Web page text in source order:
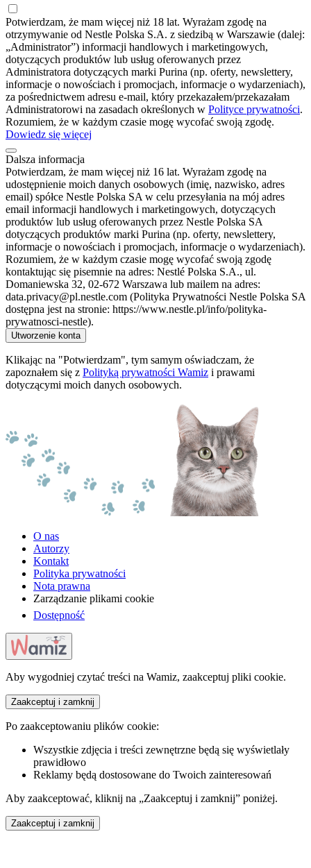
Potwierdzam, że mam więcej niż 18 lat. Wyrażam zgodę na
otrzymywanie od Nestle Polska S.A. z siedzibą w Warszawie (dalej:
„Administrator”) informacji handlowych i marketingowych,
dotyczących produktów lub usług oferowanych przez
Administratora dotyczących marki Purina (np. oferty, newslettery,
informacje o nowościach i promocjach, informacje o wydarzeniach),
za pośrednictwem adresu e-mail, który przekazałem/przekazałam
Administratorowi na zasadach określonych w Polityce prywatności.
Rozumiem, że w każdym czasie mogę wycofać swoją zgodę.
Dowiedz się więcej
Dalsza informacja
Potwierdzam, że mam więcej niż 16 lat. Wyrażam zgodę na
udostępnienie moich danych osobowych (imię, nazwisko, adres
email) spółce Nestle Polska SA w celu przesyłania na mój adres
email informacji handlowych i marketingowych, dotyczących
produktów lub usług oferowanych przez Nestle Polska SA
dotyczących produktów marki Purina (np. oferty, newslettery,
informacje o nowościach i promocjach, informacje o wydarzeniach).
Rozumiem, że w każdym czasie mogę wycofać swoją zgodę
kontaktując się pisemnie na adres: Nestlé Polska S.A., ul.
Domaniewska 32, 02-672 Warszawa lub mailem na adres:
data.privacy@pl.nestle.com (Polityka Prywatności Nestle Polska SA
dostępna jest na stronie: https://www.nestle.pl/info/polityka-
prywatnosci-nestle).
Utworzenie konta
Klikając na "Potwierdzam", tym samym oświadczam, że
zapoznałem się z Polityką prywatności Wamiz i prawami
dotyczącymi moich danych osobowych.
O nas
Autorzy
Kontakt
Polityka prywatności
Nota prawna
Zarządzanie plikami cookie
Dostępność
Aby wygodniej czytać treści na Wamiz, zaakceptuj pliki cookie.
Zaakceptuj i zamknij
Po zaakceptowaniu plików cookie:
Wszystkie zdjęcia i treści zewnętrzne będą się wyświetlały
prawidłowo
Reklamy będą dostosowane do Twoich zainteresowań
Aby zaakceptować, kliknij na „Zaakceptuj i zamknij” poniżej.
Zaakceptuj i zamknij